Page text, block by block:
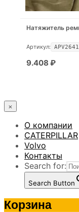
Натяжитель
Артикул: APV2641
9.408 ₽
×
О компании
CATERPILLAR
Volvo
Контакты
Search for:
Search Button
Корзина